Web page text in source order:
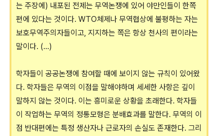
는 주장에) 내포된 전제는 무역논쟁에 있어 야만인들이 한쪽
편에 있다는 것이다. WTO체제나 무역협상에 불평하는 자는
보호무역주의자들이고, 지지하는 쪽은 항상 천사의 편이라는
말이다. (...)
학자들이 공공논쟁에 참여할 때에 보이지 않는 규칙이 있어왔
다. 학자들은 무역의 이점을 말해야하며 세세한 사항은 깊이
말하지 않는 것이다. 이는 흥미로운 상황을 초래한다. 학자들
이 작업하는 무역의 정통모형은 분배효과를 말한다. 무역의 이
점 반대편에는 특정 생산자나 근로자의 손실도 존재한다. 그리